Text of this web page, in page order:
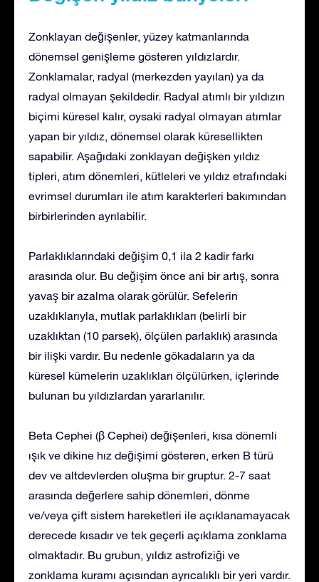
Zonklayan değişenler, yüzey katmanlarında
dönemsel genişleme gösteren yıldızlardır.
Zonklamalar, radyal (merkezden yayılan) ya da
radyal olmayan şekildedir. Radyal atımlı bir yıldızın
biçimi küresel kalır, oysaki radyal olmayan atımlar
yapan bir yıldız, dönemsel olarak küresellikten
sapabilir. Aşağıdaki zonklayan değişken yıldız
tipleri, atım dönemleri, kütleleri ve yıldız etrafındaki
evrimsel durumları ile atım karakterleri bakımından
birbirlerinden ayrılabilir.
Parlaklıklarındaki değişim 0,1 ila 2 kadir farkı
arasında olur. Bu değişim önce ani bir artış, sonra
yavaş bir azalma olarak görülür. Sefelerin
uzaklıklarıyla, mutlak parlaklıkları (belirli bir
uzaklıktan (10 parsek), ölçülen parlaklık) arasında
bir ilişki vardır. Bu nedenle gökadaların ya da
küresel kümelerin uzaklıkları ölçülürken, içlerinde
bulunan bu yıldızlardan yararlanılır.
Beta Cephei (β Cephei) değişenleri, kısa dönemli
ışık ve dikine hız değişimi gösteren, erken B türü
dev ve altdevlerden oluşma bir gruptur. 2-7 saat
arasında değerlere sahip dönemleri, dönme
ve/veya çift sistem hareketleri ile açıklanamayacak
derecede kısadır ve tek geçerli açıklama zonklama
olmaktadır. Bu grubun, yıldız astrofiziği ve
zonklama kuramı açısından ayrıcalıklı bir yeri vardır.